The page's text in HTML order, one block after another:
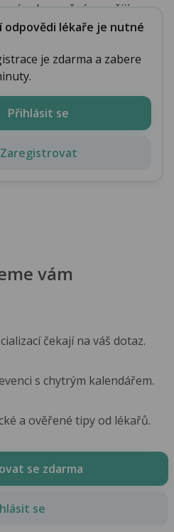
nebezpečné, použijí s...
odpovědi lékaře je nutné
je zdarma a zabere
Přihlásit se
Zaregistrovat
vám
čekají na váš dotaz.
s chytrým kalendářem.
a ověřené tipy od lékařů.
se zdarma
se